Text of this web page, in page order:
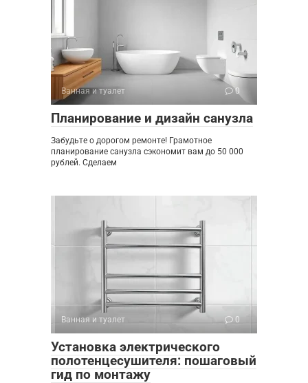
Ванная и туалет 0
Планирование и дизайн санузла
Забудьте о дорогом ремонте! Грамотное
планирование санузла сэкономит вам до 50 000
рублей. Сделаем
Ванная и туалет 0
Установка электрического
полотенцесушителя: пошаговый
гид по монтажу